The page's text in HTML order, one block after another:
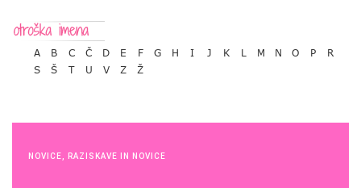
A B C Č D E F G H I J K L M N O P
R
S
Š T U V Z Ž
NOVICE RAZISKAVE IN NOVICE